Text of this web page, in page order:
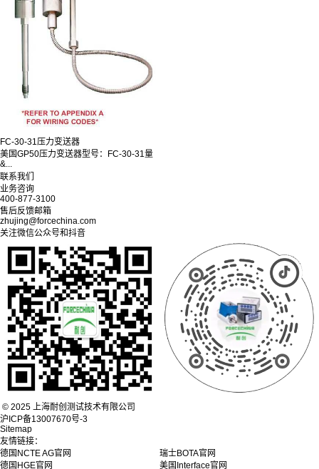
FC-30-31压力变送器
美国GP50压力变送器型号：FC-30-31量
&...
联系我们
业务咨询
400-877-3100
售后反馈邮箱
zhujing@forcechina.com
关注微信公众号和抖音
© 2025 上海耐创测试技术有限公司
沪ICP备13007670号-3
Sitemap
友情链接：
德国NCTE AG官网
瑞士BOTA官网
德国HGE官网
美国Interface官网